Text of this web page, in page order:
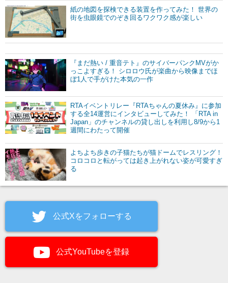
紙の地図を探検できる装置を作ってみた！ 世界の
街を虫眼鏡でのぞき回るワクワク感が楽しい
『まだ熱い / 重音テト』のサイバーパンクMVがか
っこよすぎる！ シロロウ氏が楽曲から映像までほ
ぼ1人で手がけた本気の一作
RTAイベントリレー『RTAちゃんの夏休み』に参加
する全14運営にインタビューしてみた！ 「RTA in
Japan」のチャンネルの貸し出しを利用し8/9から1
週間にわたって開催
よちよち歩きの子猫たちが猫ドームでレスリング！
コロコロと転がっては起き上がれない姿が可愛すぎ
る
公式Xをフォローする
公式YouTubeを登録